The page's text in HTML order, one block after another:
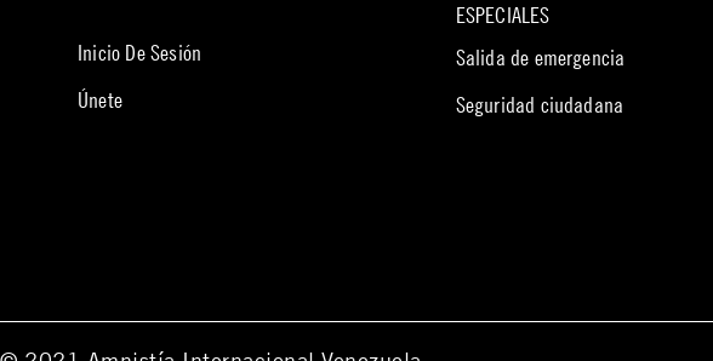
Inicio De Sesión
Únete
ESPECIALES
Salida de emergencia
Seguridad ciudadana